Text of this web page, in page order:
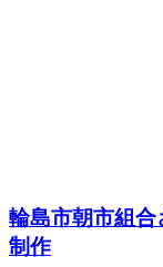
輪島市朝市組
制作